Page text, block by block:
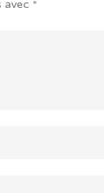
avec *